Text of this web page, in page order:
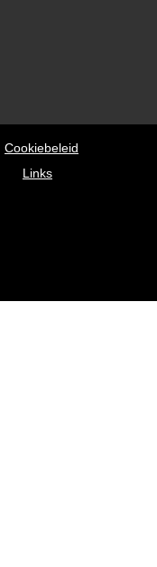
Cookiebeleid
Links